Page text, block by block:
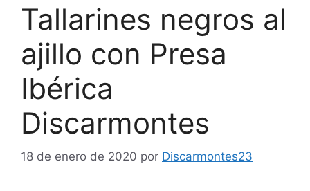
Tallarines negros al
ajillo con Presa
Ibérica
Discarmontes
18 de enero de 2020 por Discarmontes23